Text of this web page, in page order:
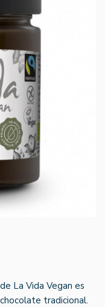
La Vida Vegan es
tradicional.